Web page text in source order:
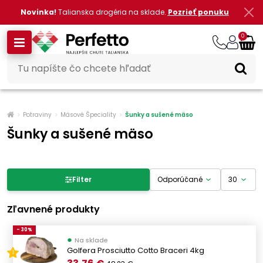
Novinka! Talianska drogéria na sklade. Pozrieť ponuku
0
Potraviny Mäsové Špeciality Šunky a sušené mäso
Šunky a sušené mäso
Filter produktov
Cena
€
Filter
Zľavnené produkty
- 30%
1
● Na sklade
Golfera Prosciutto Cotto Braceri 4kg